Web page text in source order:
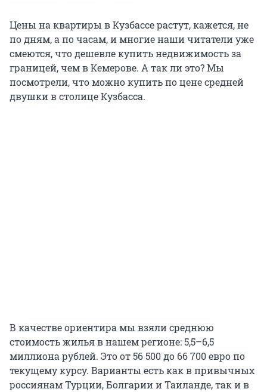
Цены на квартиры в Кузбассе растут, кажется, не
по дням, а по часам, и многие наши читатели уже
смеются, что дешевле купить недвижимость за
границей, чем в Кемерове. А так ли это? Мы
посмотрели, что можно купить по цене средней
двушки в столице Кузбасса.
В качестве ориентира мы взяли среднюю
стоимость жилья в нашем регионе: 5,5–6,5
миллиона рублей. Это от 56 500 до 66 700 евро по
текущему курсу. Варианты есть как в привычных
россиянам Турции, Болгарии и Таиланде, так и в